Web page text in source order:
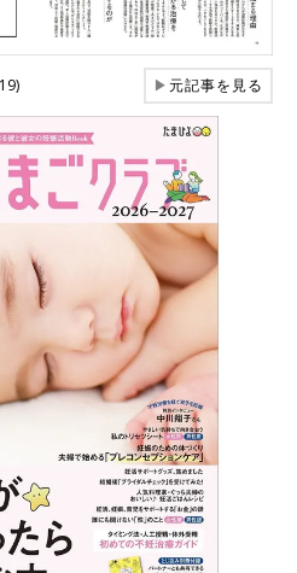
▶元記事を見る